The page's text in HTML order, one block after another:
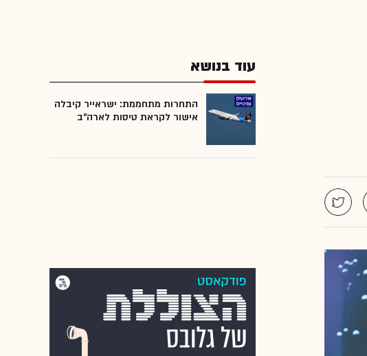
עוד בנושא
התחרות מתחממת: ישראייר קיבלה
אישור לקראת טיסות לארה"ב